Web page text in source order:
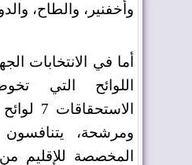
وأخفنير، والطاح،
أما في الانتخابات
اللوائح التي